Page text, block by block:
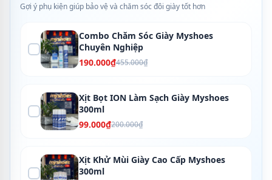
Gợi ý phụ kiện giúp bảo vệ và chăm sóc đôi giày tốt hơn
Combo Chăm Sóc Giày Myshoes
Chuyên Nghiệp
190.000₫455.000₫
Xịt Bọt ION Làm Sạch Giày Myshoes
300ml
99.000₫200.000₫
Xịt Khử Mùi Giày Cao Cấp Myshoes
300ml